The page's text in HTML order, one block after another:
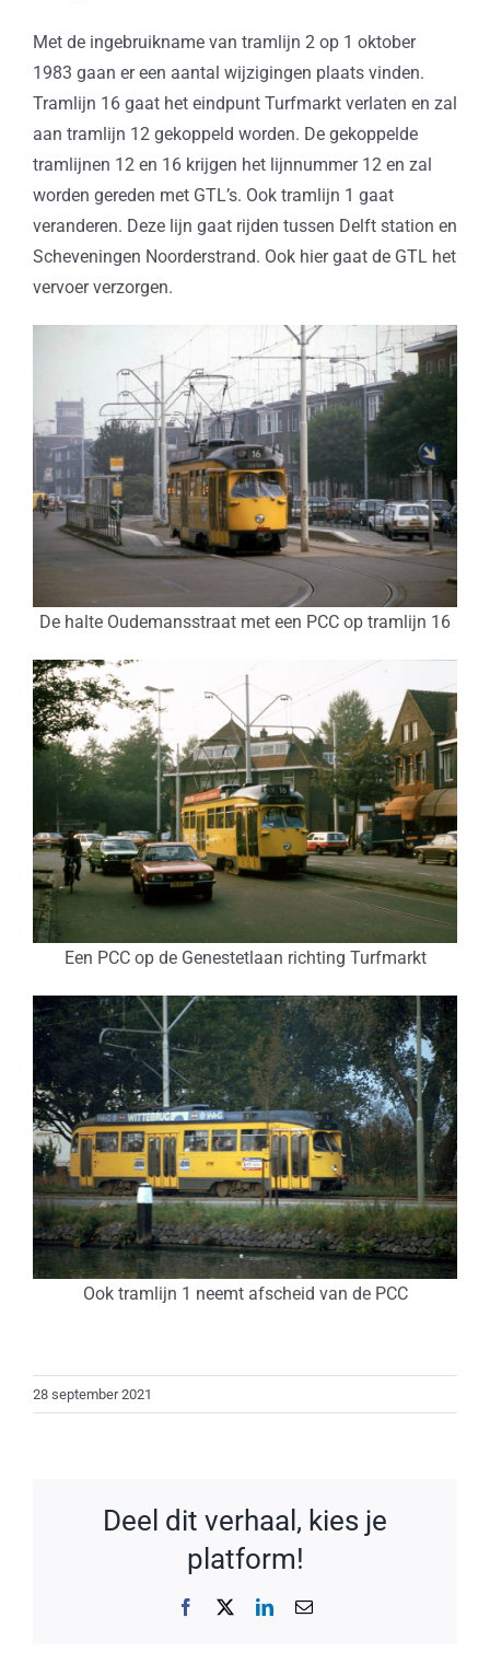
Met de ingebruikname van tramlijn 2 op 1 oktober
1983 gaan er een aantal wijzigingen plaats vinden.
Tramlijn 16 gaat het eindpunt Turfmarkt verlaten en zal
aan tramlijn 12 gekoppeld worden. De gekoppelde
tramlijnen 12 en 16 krijgen het lijnnummer 12 en zal
worden gereden met GTL’s. Ook tramlijn 1 gaat
veranderen. Deze lijn gaat rijden tussen Delft station en
Scheveningen Noorderstrand. Ook hier gaat de GTL het
vervoer verzorgen.
De halte Oudemansstraat met een PCC op tramlijn 16
Een PCC op de Genestetlaan richting Turfmarkt
Ook tramlijn 1 neemt afscheid van de PCC
28 september 2021
Deel dit verhaal, kies je
platform!
Facebook LinkedIn
E-